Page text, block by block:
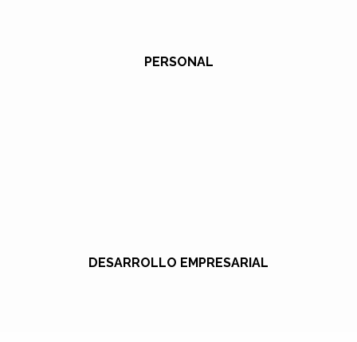
PERSONAL
DESARROLLO EMPRESARIAL